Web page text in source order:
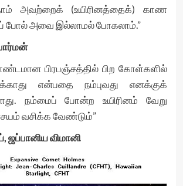
அவற்றைக் (உயிரினத்தைக்) காண
போல் அவை இல்லாமல் போகலாம்.”
பிரபஞ்சத்தில் பிற கோள்களில்
என்பதை நம்புவது எனக்குக்
நம்மைப் போன்ற உயிரினம் வேறு
வசிக்க வேண்டும்”
விமானி